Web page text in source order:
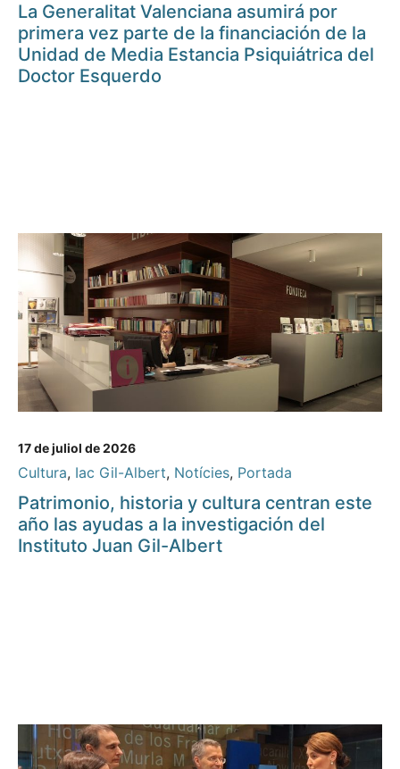
La Generalitat Valenciana asumirá por
primera vez parte de la financiación de la
Unidad de Media Estancia Psiquiátrica del
Doctor Esquerdo
17 de juliol de 2026
Cultura, Iac Gil-Albert, Notícies, Portada
Patrimonio, historia y cultura centran este
año las ayudas a la investigación del
Instituto Juan Gil-Albert